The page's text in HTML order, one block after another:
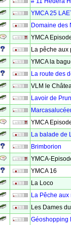
YMCA 25
Domaine des
YMCA
La pêche aux
YMCA la
La route des
VLM le
Lavoir de
YMCA
La balade de
Brimborion
YMCA-
YMCA 16
La Loco
La Pêche aux
Les Dames
Géoshopping